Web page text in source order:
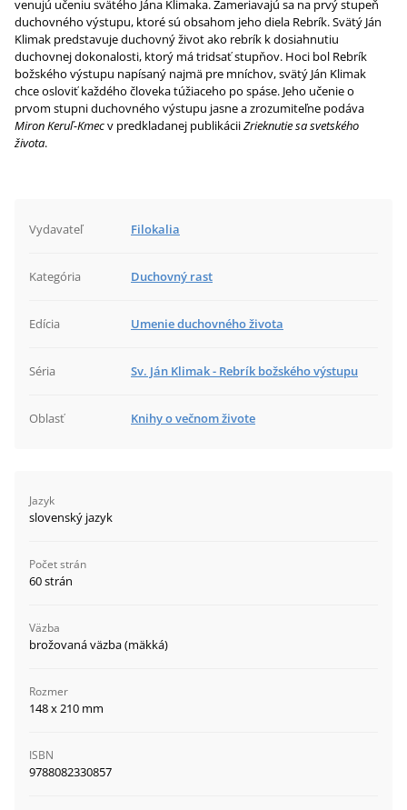
venujú učeniu svätého Jána Klimaka. Zameriavajú sa na prvý stupeň
duchovného výstupu, ktoré sú obsahom jeho diela Rebrík. Svätý Ján
Klimak predstavuje duchovný život ako rebrík k dosiahnutiu
duchovnej dokonalosti, ktorý má tridsať stupňov. Hoci bol Rebrík
božského výstupu napísaný najmä pre mníchov, svätý Ján Klimak
chce osloviť každého človeka túžiaceho po spáse. Jeho učenie o
prvom stupni duchovného výstupu jasne a zrozumiteľne podáva
Miron Keruľ-Kmecv predkladanej publikáciiZrieknutie sa svetského
života.
Vydavateľ Filokalia
Kategória Duchovný rast
Edícia Umenie duchovného života
Séria Sv. Ján Klimak - Rebrík božského výstupu
Oblasť Knihy o večnom živote
Jazyk
slovenský jazyk
Počet strán
60 strán
Väzba
brožovaná väzba (mäkká)
Rozmer
148 x 210 mm
ISBN
9788082330857